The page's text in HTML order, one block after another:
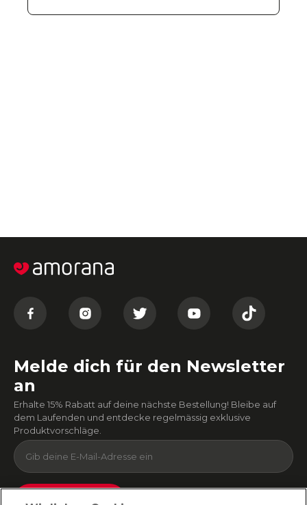
Melde dich für den Newsletter
an
Erhalte 15% Rabatt auf deine nächste Bestellung! Bleibe auf
dem Laufenden und entdecke regelmässig exklusive
Produktvorschläge.
Absenden